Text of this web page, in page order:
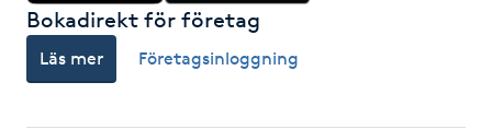
Kemisk peeling
Bokadirekt för företag
Läs mer Företagsinloggning